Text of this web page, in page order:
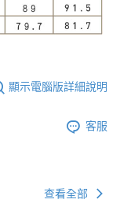
顯示電腦版詳細說明
客服
查看全部